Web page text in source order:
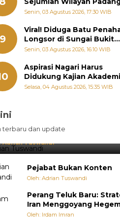
Fadly Amran Perintahkan
Senin, 03 Agustus 2026, 17:30 WIB
9
Viral! Diduga Batu
Longsor di Sungai Bukit
Nago Padang Diambil,
Senin, 03 Agustus 2026, 16:10 WIB
Aspirasi Nagari Harus
Didukung Kajian
Zigo Rolanda: Agar Mudah
Selasa, 04 Agustus 2026, 15:35 WIB
terbaru dan update
Lebih Diunggulkan, tetapi
Selalu Punya Cara Membuat
Adrian Tuswandi
Pejabat Bukan Konten
Oleh: Adrian Tuswandi
Perang Teluk Baru:
Iran Menggoyang
AS dari Dalam
Oleh: Irdam Imran